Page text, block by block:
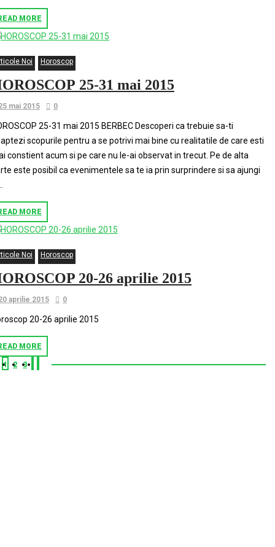
MORE
Noi Horoscop
25-­31 mai 2015
mai 2015 0
25-31 mai 2015 BERBEC Descoperi ca trebuie sa-ti
scopurile pentru a se potrivi mai bine cu realitatile de care esti
constient acum si pe care nu le-ai observat in trecut. Pe de alta
este posibil ca evenimentele sa te ia prin surprindere si sa ajungi
MORE
Noi Horoscop
20-26 aprilie 2015
aprilie 2015 0
20-26 aprilie 2015
MORE
1 2 3